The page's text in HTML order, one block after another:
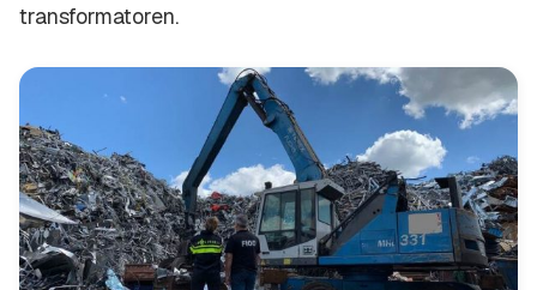
transformatoren.